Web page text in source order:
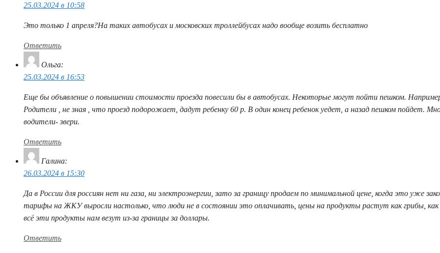
25.03.2024 в 10:58
Это только 1 апреля?На таких автобусах и московских троллейбусах надо вообще возить бесплатно
Ответить
Ольга:
25.03.2024 в 16:53
Еще бы объявление о повышении стоимости проезда повесили бы в автобусах. Некоторые могут пойти пешком.
Родители , не зная , что проезд подорожает, дадут ребенку 60 р. В один конец ребенок уедет, а назад пешком пойдет.
водители- звери.
Ответить
Галина:
26.03.2024 в 15:30
Да в России для россиян нет ни газа, ни электроэнергии, зато за границу продаем по минимальной цене, когда это уже
тарифы на ЖКУ выросли настолько, что люди не в состоянии это оплачивать, цены на продукты растут как грибы,
всё эти продукты нам везут из-за границы за доллары.
Ответить